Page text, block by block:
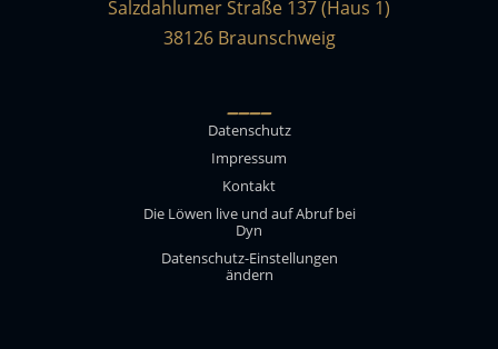
Salzdahlumer Straße 137 (Haus 1)
38126 Braunschweig
____
Datenschutz
Impressum
Kontakt
Die Löwen live und auf Abruf bei
Dyn
Datenschutz-Einstellungen
ändern